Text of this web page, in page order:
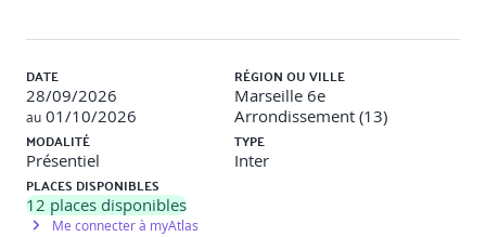
LES PLUS DE CETTE FORMATION
Cette formation alternant parties théoriques et
ateliers pratiques permet aux participants d'acquérir les
connaissances pour apprendre à planifier, fournir et
gérer le bureau virtuel et des applications distantes, pour
n'importe quel périphérique sur Azure.
DATE
28/09/2026
au 01/10/2026
RÉGION OU VILLE
Marseille 6e
Arrondissement (13)
MODALITÉ
Présentiel
TYPE
Inter
PLACES DISPONIBLES
12 places disponibles
Me connecter à myAtlas